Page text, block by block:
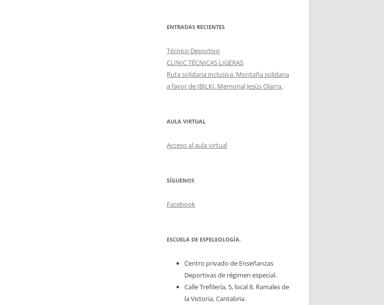
ENTRADAS RECIENTES
Técnico Deportivo
CLINIC TÉCNICAS LIGERAS
Ruta solidaria inclusiva. Montaña solidaria
a favor de IBILKI. Memorial Jesús Olarra.
AULA VIRTUAL
Acceso al aula virtual
SÍGUENOS
Facebook
ESCUELA DE ESPELEOLOGÍA.
Centro privado de Enseñanzas
Deportivas de régimen especial.
Calle Trefilería, 5, local 8. Ramales de
la Victoria, Cantabria.